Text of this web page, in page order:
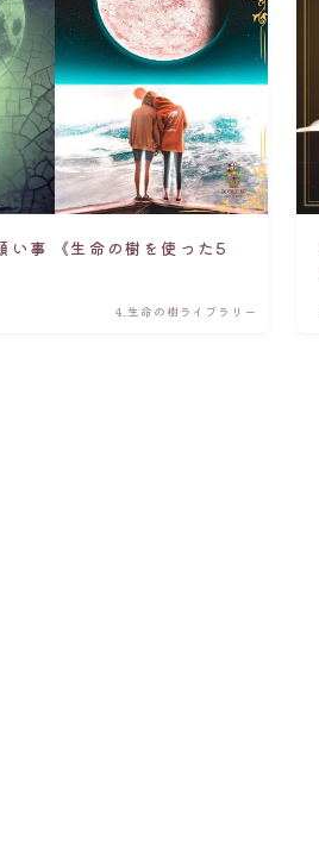
い事 《生命の樹を使った5
4.生命の樹ライブラリー